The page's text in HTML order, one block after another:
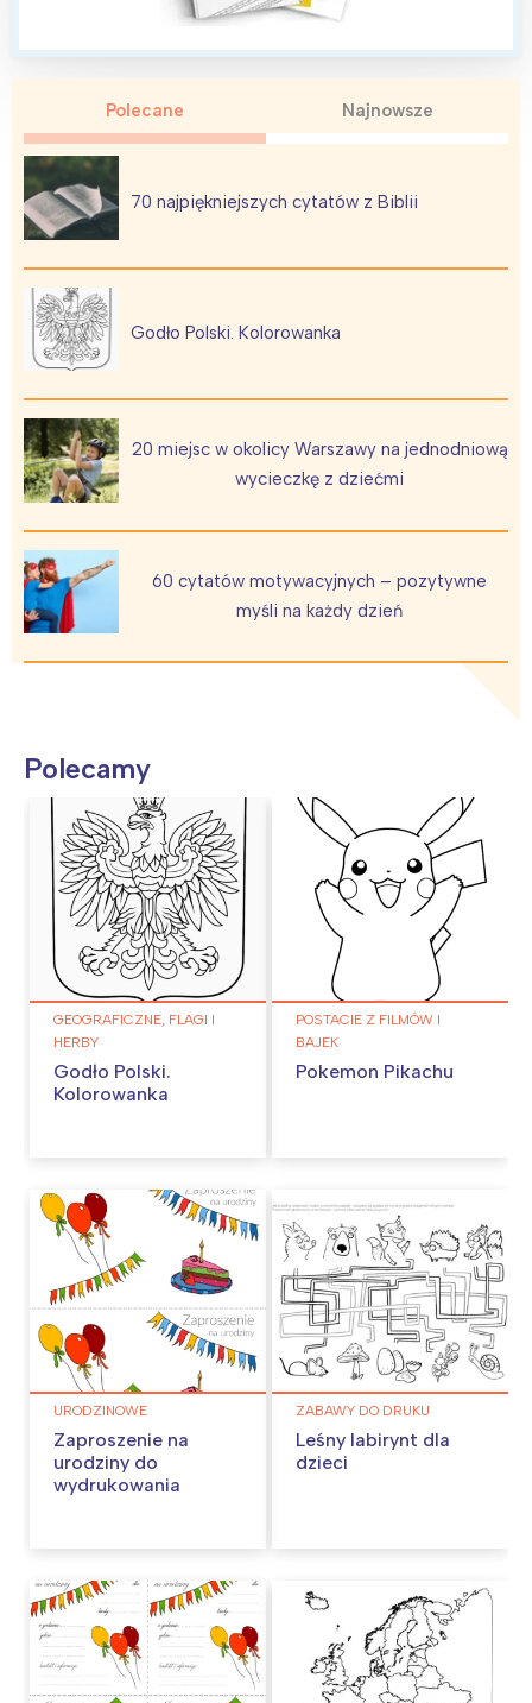
Polecane Najnowsze
70 najpiękniejszych cytatów z Biblii
Godło Polski. Kolorowanka
20 miejsc w okolicy Warszawy na jednodniową
wycieczkę z dziećmi
60 cytatów motywacyjnych – pozytywne
myśli na każdy dzień
Polecamy
GEOGRAFICZNE, FLAGI I
HERBY
Godło Polski.
Kolorowanka
POSTACIE Z FILMÓW I
BAJEK
Pokemon Pikachu
URODZINOWE
Zaproszenie na
urodziny do
wydrukowania
ZABAWY DO DRUKU
Leśny labirynt dla
dzieci
Interesują mnie wydarzenia z
Warszawa
Łódź
Trójmiasto
Poznań
Kraków
Wybieram